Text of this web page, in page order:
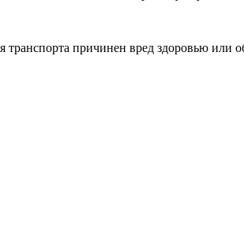
транспорта причинен вред здоровью или